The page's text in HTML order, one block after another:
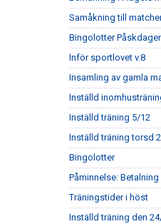
Samåkning till
Bingolotter
Inför sportlovet v.8
Insamling av gamla
Inställd
Inställd träning 5/12
Inställd träning torsd
Bingolotter
Påminnelse:
Träningstider i höst
Inställd träning den